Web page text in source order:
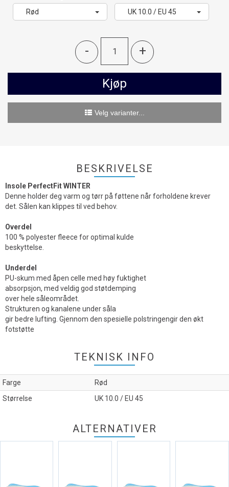
Rød
UK 10.0 / EU 45
- +
Kjøp
Velg varianter...
BESKRIVELSE
Insole PerfectFit WINTER
Denne holder deg varm og tørr på føttene når forholdene krever
det. Sålen kan klippes til ved behov.
Overdel
100 % polyester fleece for optimal kulde
beskyttelse.
Underdel
PU-skum med åpen celle med høy fuktighet
absorpsjon, med veldig god støtdemping
over hele såleområdet.
Strukturen og kanalene under såla
gir bedre lufting. Gjennom den spesielle polstringengir den økt
fotstøtte
TEKNISK INFO
Farge
Rød
Størrelse
UK 10.0 / EU 45
ALTERNATIVER